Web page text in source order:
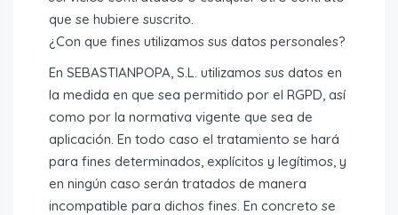
que se hubiere suscrito.
¿Con que fines utilizamos sus datos personales?
En SEBASTIANPOPA, S.L. utilizamos sus datos en
la medida en que sea permitido por el RGPD, así
como por la normativa vigente que sea de
aplicación. En todo caso el tratamiento se hará
para fines determinados, explícitos y legítimos, y
en ningún caso serán tratados de manera
incompatible para dichos fines. En concreto se